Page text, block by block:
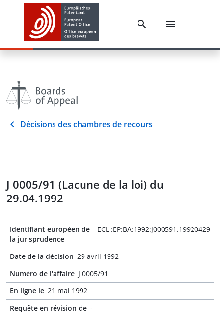
Décisions des chambres de recours
J 0005/91 (Lacune de la loi) du
29.04.1992
Identifiant européen de
la jurisprudence
ECLI:EP:BA:1992:J000591.19920429
Date de la décision 29 avril 1992
Numéro de l'affaire J 0005/91
En ligne le 21 mai 1992
Requête en révision de -